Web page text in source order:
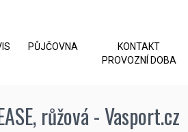
PŮJČOVNA
KONTAKT
PROVOZNÍ DOBA
růžová - Vasport.cz